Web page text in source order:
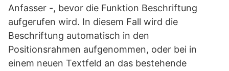
Anfasser -, bevor die Funktion Beschriftung
aufgerufen wird. In diesem Fall wird die
Beschriftung automatisch in den
Positionsrahmen aufgenommen, oder bei in
einem neuen Textfeld an das bestehende